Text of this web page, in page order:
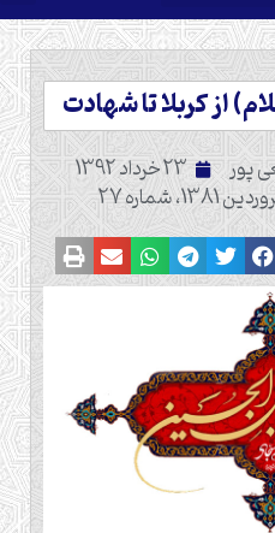
از کربلا تا شهادت
پور 23 خرداد 1392
27